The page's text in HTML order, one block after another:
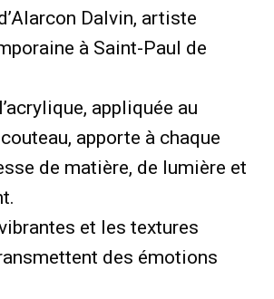
Dalvin, artiste
à Saint-Paul de
appliquée au
apporte à chaque
de matière, de lumière et
et les textures
des émotions